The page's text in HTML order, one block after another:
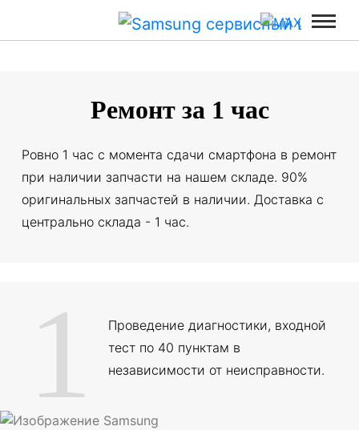
Ремонт за 1 час
Ровно 1 час с момента сдачи смартфона в ремонт
при наличии запчасти на нашем складе. 90%
оригинальных запчастей в наличии. Доставка с
центрально склада - 1 час.
1
Проведение диагностики, входной
тест по 40 пунктам в
независимости от неисправности.